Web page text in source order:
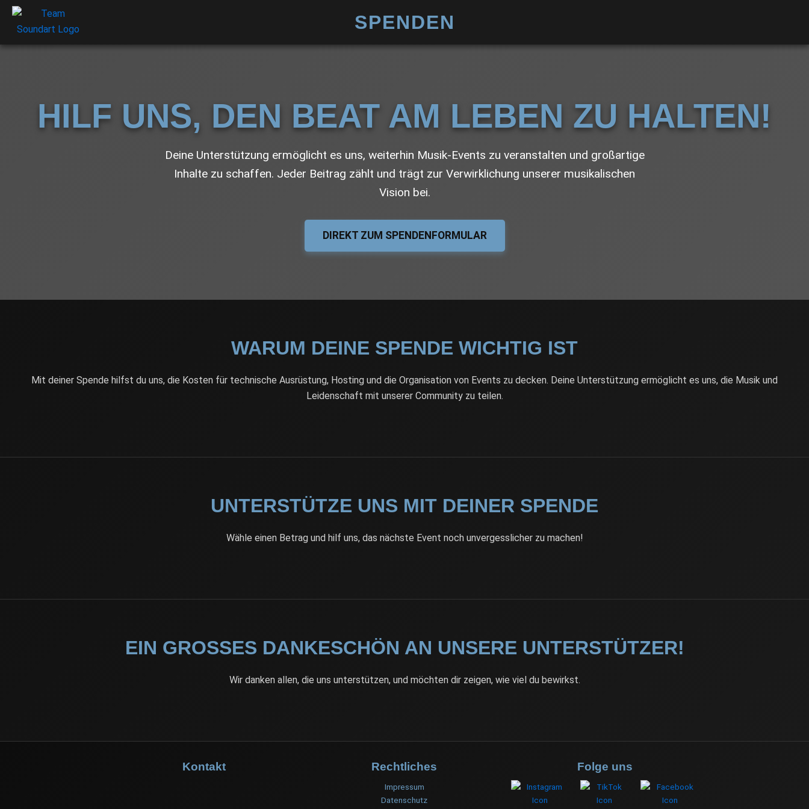
SPENDEN
HILF UNS, DEN BEAT AM LEBEN ZU HALTEN!
Deine Unterstützung ermöglicht es uns, weiterhin Musik-Events zu veranstalten und großartige
Inhalte zu schaffen. Jeder Beitrag zählt und trägt zur Verwirklichung unserer musikalischen
Vision bei.
DIREKT ZUM SPENDENFORMULAR
WARUM DEINE SPENDE WICHTIG IST
Mit deiner Spende hilfst du uns, die Kosten für technische Ausrüstung, Hosting und die Organisation von Events zu decken. Deine Unterstützung ermöglicht es uns, die Musik und
Leidenschaft mit unserer Community zu teilen.
UNTERSTÜTZE UNS MIT DEINER SPENDE
Wähle einen Betrag und hilf uns, das nächste Event noch unvergesslicher zu machen!
EIN GROSSES DANKESCHÖN AN UNSERE UNTERSTÜTZER!
Wir danken allen, die uns unterstützen, und möchten dir zeigen, wie viel du bewirkst.
Kontakt Rechtliches
Impressum
Datenschutz
Folge uns